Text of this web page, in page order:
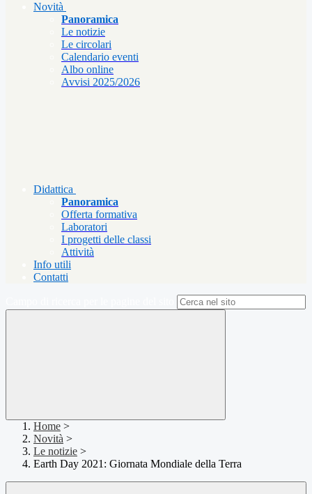
Novità
Panoramica
Le notizie
Le circolari
Calendario eventi
Albo online
Avvisi 2025/2026
Didattica
Panoramica
Offerta formativa
Laboratori
I progetti delle classi
Attività
Info utili
Contatti
Home >
Novità >
Le notizie >
Earth Day 2021: Giornata Mondiale della Terra